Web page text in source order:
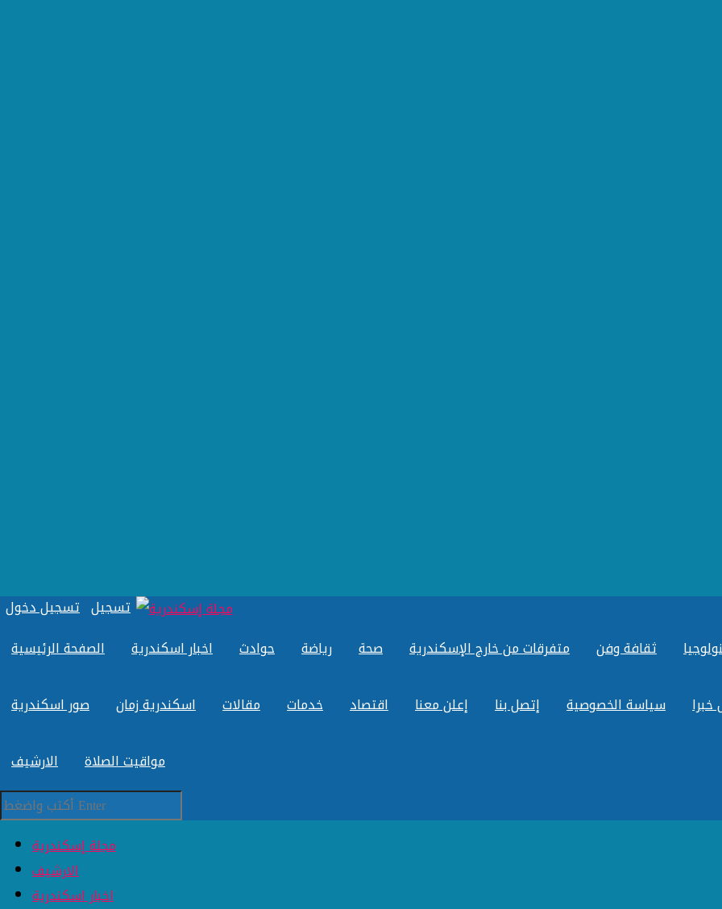
تسجيل دخول تسجيل
الصفحة الرئيسية
اخبار اسكندرية حوادث رياضة صحة متفرقات من خارج الإسكندرية ثقافة وفن
صور اسكندرية اسكندرية زمان مقالات خدمات اقتصاد إعلن معنا إتصل بنا سياسة الخصوصية
الارشيف مواقيت الصلاة
مجلة إسكندرية
الارشيف
اخبار اسكندرية